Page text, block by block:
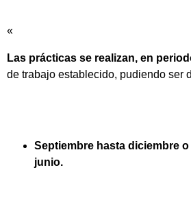
«
Las prácticas se realizan, en
de trabajo establecido, pudiendo ser
Septiembre hasta diciembre
junio.